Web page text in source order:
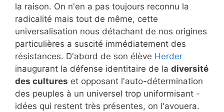
la raison. On n'en a pas toujours reconnu la
radicalité mais tout de même, cette
universalisation nous détachant de nos origines
particulières a suscité immédiatement des
résistances. D'abord de son élève Herder
inaugurant la défense identitaire de la diversité
des cultures et opposant l'auto-détermination
des peuples à un universel trop uniformisant -
idées qui restent très présentes, on l'avouera.